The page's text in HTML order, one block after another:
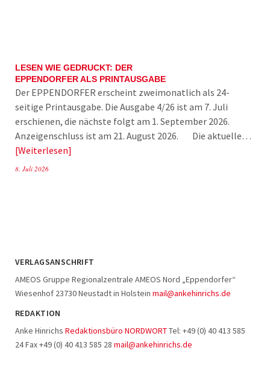
LESEN WIE GEDRUCKT: DER
EPPENDORFER ALS PRINTAUSGABE
Der EPPENDORFER erscheint zweimonatlich als 24-
seitige Printausgabe. Die Ausgabe 4/26 ist am 7. Juli
erschienen, die nächste folgt am 1. September 2026.
Anzeigenschluss ist am 21. August 2026. Die aktuelle…
Weiterlesen
8. Juli 2026
VERLAGSANSCHRIFT
AMEOS Gruppe Regionalzentrale AMEOS Nord „Eppendorfer“
Wiesenhof 23730 Neustadt in Holstein mail@ankehinrichs.de
REDAKTION
Anke Hinrichs Redaktionsbüro NORDWORTTel: +49 (0) 40 413 585
24 Fax +49 (0) 40 413 585 28 mail@ankehinrichs.de